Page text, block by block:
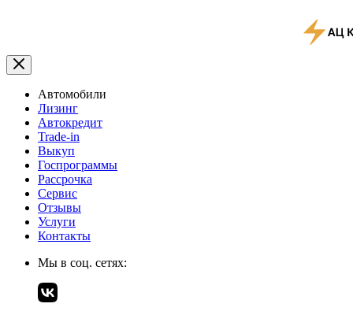
Автомобили
Лизинг
Автокредит
Trade-in
Выкуп
Госпрограммы
Рассрочка
Сервис
Отзывы
Услуги
Контакты
Мы в соц. сетях: